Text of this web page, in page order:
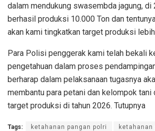
dalam mendukung swasembda jagung, di
berhasil produksi 10.000 Ton dan
akan kami tingkatkan target produksi
Para Polisi penggerak kami telah bekali
pengetahuan dalam proses
berharap dalam pelaksanaan tugasnya
membantu para petani dan kelompok tani
target produksi di tahun 2026. Tutupnya
Tags: ketahanan pangan polri ketahanan